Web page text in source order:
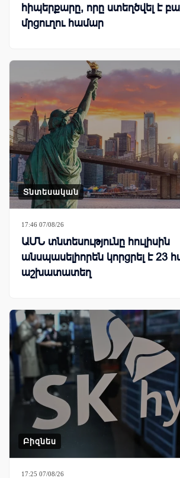
հիպերքարը, որը ստեղծվել է
մրցուղու համար
Տնտեսական
17:46 07/08/26
ԱՄՆ տնտեսությունը հուլիսին
անսպասելիորեն կորցրել է 23
աշխատատեղ
Բիզնես
17:25 07/08/26